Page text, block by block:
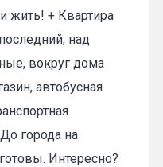
жить! + Квартира
над
вокруг дома
автобусная
города на
Интересно?
✕